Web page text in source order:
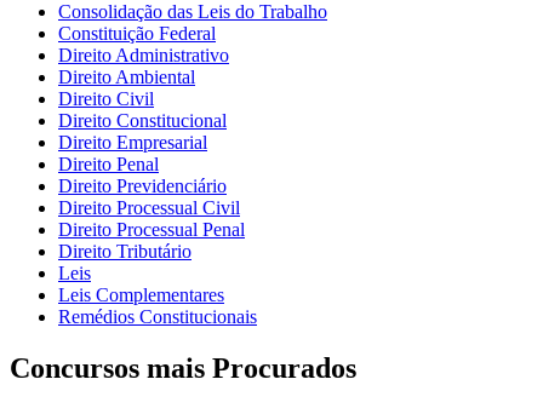
Consolidação das Leis do Trabalho
Constituição Federal
Direito Administrativo
Direito Ambiental
Direito Civil
Direito Constitucional
Direito Empresarial
Direito Penal
Direito Previdenciário
Direito Processual Civil
Direito Processual Penal
Direito Tributário
Leis
Leis Complementares
Remédios Constitucionais
Concursos mais Procurados